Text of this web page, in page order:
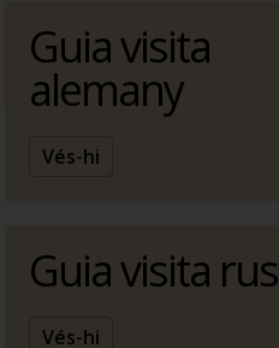
Guia visita
alemany
Vés-hi
Guia visita rus
Vés-hi